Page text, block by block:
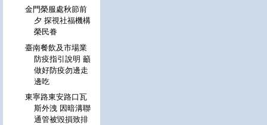
金門榮服處秋節前
夕 探視社福機構
榮民眷
臺南餐飲及市場業
防疫指引說明 籲
做好防疫勿邊走
邊吃
東寧路東安路口瓦
斯外洩 因暗溝聯
通管被毀損致排